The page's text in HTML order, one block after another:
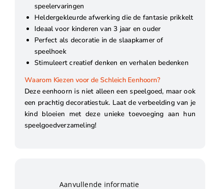
speelervaringen
Heldergekleurde afwerking die de fantasie prikkelt
Ideaal voor kinderen van 3 jaar en ouder
Perfect als decoratie in de slaapkamer of
speelhoek
Stimuleert creatief denken en verhalen bedenken
Waarom Kiezen voor de Schleich Eenhoorn?
Deze eenhoorn is niet alleen een speelgoed, maar ook
een prachtig decoratiestuk. Laat de verbeelding van je
kind bloeien met deze unieke toevoeging aan hun
speelgoedverzameling!
Aanvullende informatie